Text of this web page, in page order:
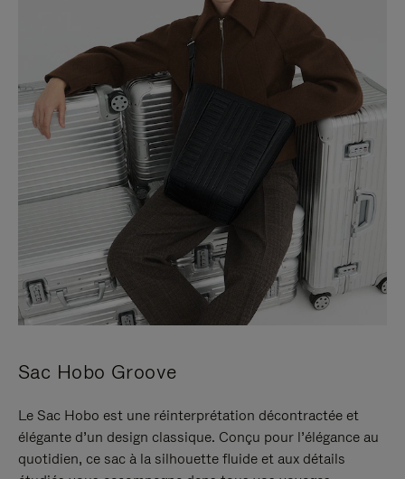
Sac Hobo Groove
Le Sac Hobo est une réinterprétation décontractée et
élégante d’un design classique. Conçu pour l’élégance au
quotidien, ce sac à la silhouette fluide et aux détails